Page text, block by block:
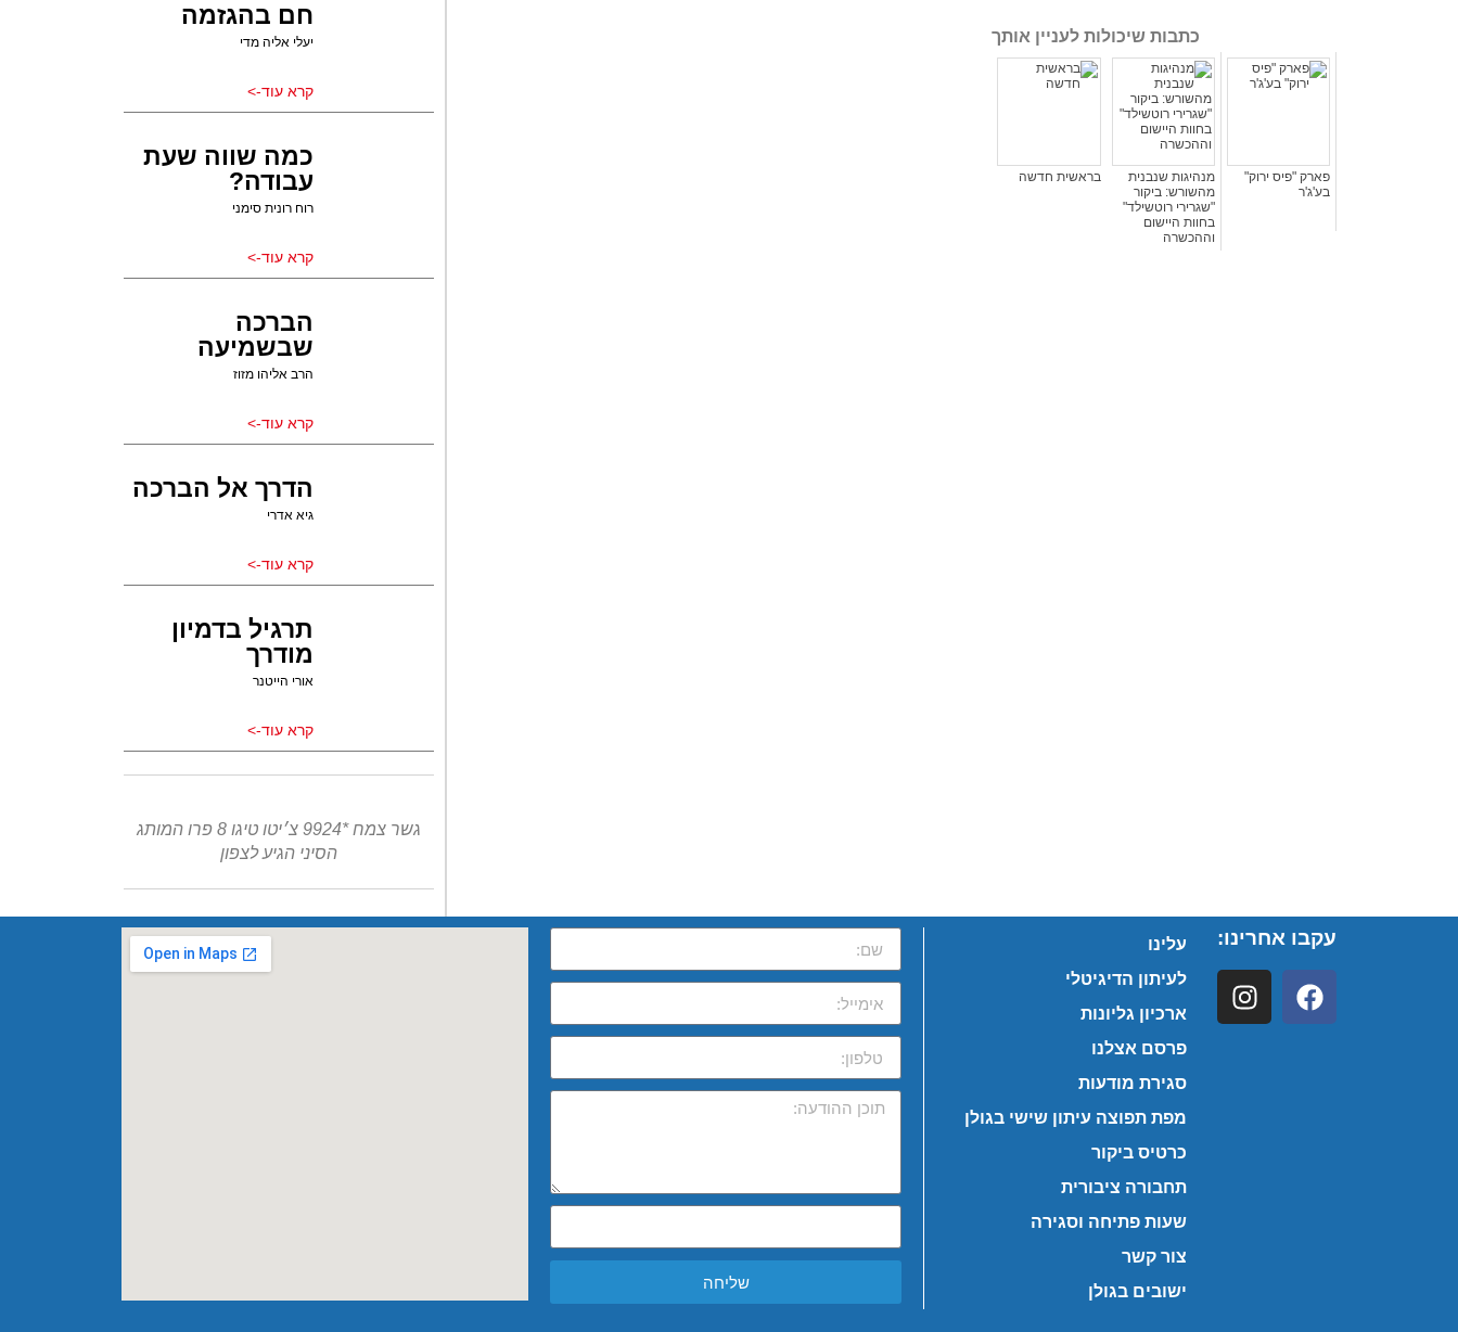
כתבות שיכולות לעניין אותך
פארק "פיס ירוק"
בע'ג'ר
מנהיגות שנבנית
מהשורש: ביקור
"שגרירי רוטשילד"
בחוות היישום
וההכשרה
בראשית חדשה
חם בהגזמה
יעלי אליה מדי
קרא עוד->
כמה שווה שעת
עבודה?
רוח רונית סימני
קרא עוד->
הברכה
שבשמיעה
הרב אליהו מזוז
קרא עוד->
הדרך אל הברכה
גיא אדרי
קרא עוד->
תרגיל בדמיון
מודרך
אורי הייטנר
קרא עוד->
גשר צמח *9924 צ׳יטו טיגו 8 פרו המותג
הסיני הגיע לצפון
עקבו אחרינו:
עלינו
לעיתון הדיגיטלי
ארכיון גליונות
פרסם אצלנו
סגירת מודעות
מפת תפוצה עיתון שישי בגולן
כרטיס ביקור
תחבורה ציבורית
שעות פתיחה וסגירה
צור קשר
ישובים בגולן
שליחה